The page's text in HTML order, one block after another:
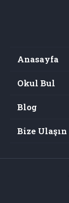
Anasayfa
Okul Bul
Blog
Bize Ulaşın